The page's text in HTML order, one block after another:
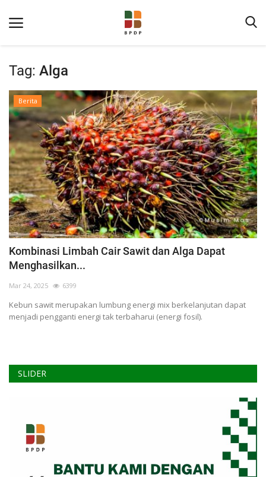
Home
Tentang BPDP
Informasi Publik
Program Layanan
Berita
Pengumuman
Riset
Tag: Alga
Berita
Kombinasi Limbah Cair Sawit dan Alga Dapat
Menghasilkan...
Mar 24, 2025 6399
Kebun sawit merupakan lumbung energi mix berkelanjutan dapat
menjadi pengganti energi tak terbaharui (energi fosil).
SLIDER